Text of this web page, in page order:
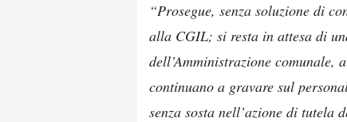
“Prosegue, senza soluzione di
alla CGIL; si resta in attesa di
dell’Amministrazione
continuano a gravare sul
senza sosta nell’azione di